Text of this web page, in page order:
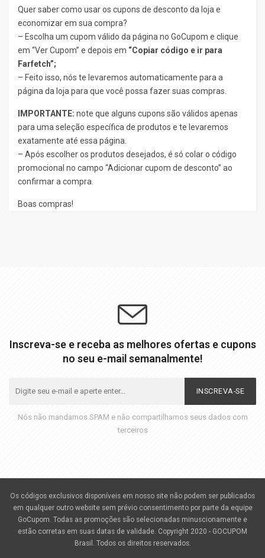
Quer saber como usar os cupons de desconto da loja e
economizar em sua compra?
– Escolha um cupom válido da página no GoCupom e clique
em “Ver Cupom” e depois em “Copiar código e ir para
Farfetch”;
– Feito isso, nós te levaremos automaticamente para a
página da loja para que você possa fazer suas compras.
IMPORTANTE: note que alguns cupons são válidos apenas
para uma seleção específica de produtos e te levaremos
exatamente até essa página.
– Após escolher os produtos desejados, é só colar o código
promocional no campo “Adicionar cupom de desconto” ao
confirmar a compra.
Boas compras!
Inscreva-se e receba as melhores ofertas e cupons
no seu e-mail semanalmente!
INSCREVA-SE
Nós não mandamos SPAM e não compartilhamos seus dados com
terceiros
Os códigos exclusivos disponíveis em nosso site não podem ser publicados
em qualquer outro website sem prévio consentimento por parte da equipe
GoCupom. Todas as promoções são selecionadas minuscionamente e
estão corretas em suas datas de validade. Copyright 2020 - GOCUPOM
Brasil. Todos os direitos reservados.